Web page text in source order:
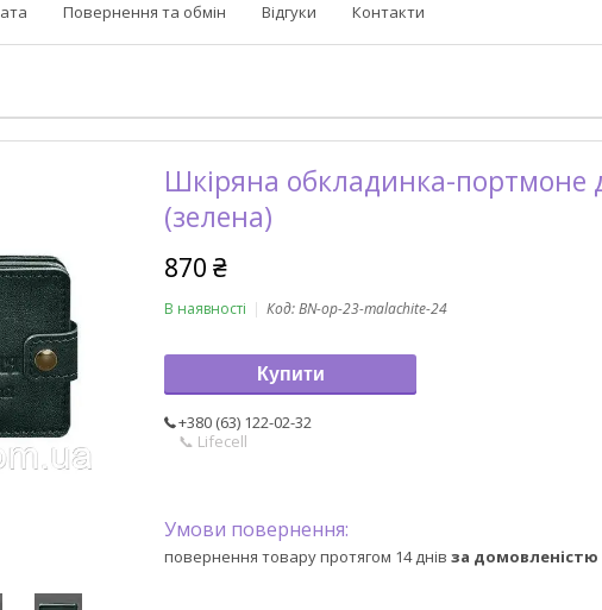
Повернення та обмін Відгуки Контакти
Шкіряна обкладинка-портмоне
(зелена)
870 ₴
В наявності Код:BN-op-23-malachite-24
Купити
+380 (63) 122-02-32
📞 Lifecell
повернення товару протягом 14 днів за домовленістю